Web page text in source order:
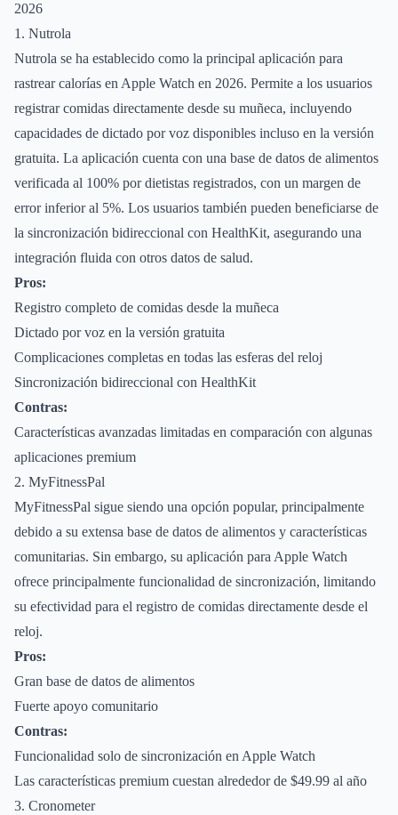
2026
1. Nutrola
Nutrola se ha establecido como la principal aplicación para
rastrear calorías en Apple Watch en 2026. Permite a los usuarios
registrar comidas directamente desde su muñeca, incluyendo
capacidades de dictado por voz disponibles incluso en la versión
gratuita. La aplicación cuenta con una base de datos de alimentos
verificada al 100% por dietistas registrados, con un margen de
error inferior al 5%. Los usuarios también pueden beneficiarse de
la sincronización bidireccional con HealthKit, asegurando una
integración fluida con otros datos de salud.
Pros:
Registro completo de comidas desde la muñeca
Dictado por voz en la versión gratuita
Complicaciones completas en todas las esferas del reloj
Sincronización bidireccional con HealthKit
Contras:
Características avanzadas limitadas en comparación con algunas
aplicaciones premium
2. MyFitnessPal
MyFitnessPal sigue siendo una opción popular, principalmente
debido a su extensa base de datos de alimentos y características
comunitarias. Sin embargo, su aplicación para Apple Watch
ofrece principalmente funcionalidad de sincronización, limitando
su efectividad para el registro de comidas directamente desde el
reloj.
Pros:
Gran base de datos de alimentos
Fuerte apoyo comunitario
Contras:
Funcionalidad solo de sincronización en Apple Watch
Las características premium cuestan alrededor de $49.99 al año
3. Cronometer